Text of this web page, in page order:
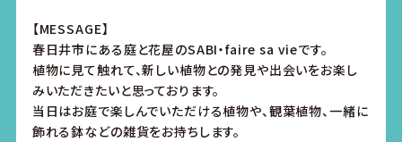
【MESSAGE】
春日井市にある庭と花屋のSABI・faire sa vieです。
植物に見て触れて、新しい植物との発見や出会いをお楽し
みいただきたいと思っております。
当日はお庭で楽しんでいただける植物や、観葉植物、一緒に
飾れる鉢などの雑貨をお持ちします。